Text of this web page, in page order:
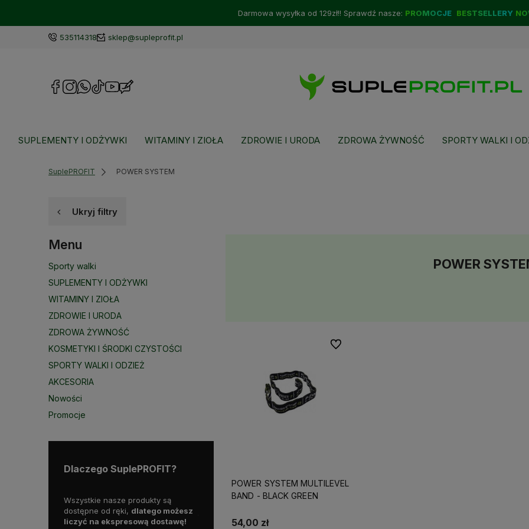
Darmowa wysyłka od 129zł!! Sprawdź nasze: PROMOCJE BESTSELLERY
535114318 sklep@supleprofit.pl
SUPLEMENTY I ODŻYWKI WITAMINY I ZIOŁA ZDROWIE I URODA ZDROWA ŻYWNOŚĆ SPORTY WALKI I
SuplePROFIT POWER SYSTEM
Ukryj filtry
Menu
Sporty walki
SUPLEMENTY I ODŻYWKI
WITAMINY I ZIOŁA
ZDROWIE I URODA
ZDROWA ŻYWNOŚĆ
KOSMETYKI I ŚRODKI CZYSTOŚCI
SPORTY WALKI I ODZIEŻ
AKCESORIA
Nowości
Promocje
Dlaczego SuplePROFIT?
Wszystkie nasze produkty są
dostępne od ręki, dlatego możesz
liczyć na ekspresową dostawę!
Skorzystaj z darmowej dostawy
POWER
POWER SYSTEM MULTILEVEL
BAND - BLACK GREEN
54,00 zł
Do ulubionych